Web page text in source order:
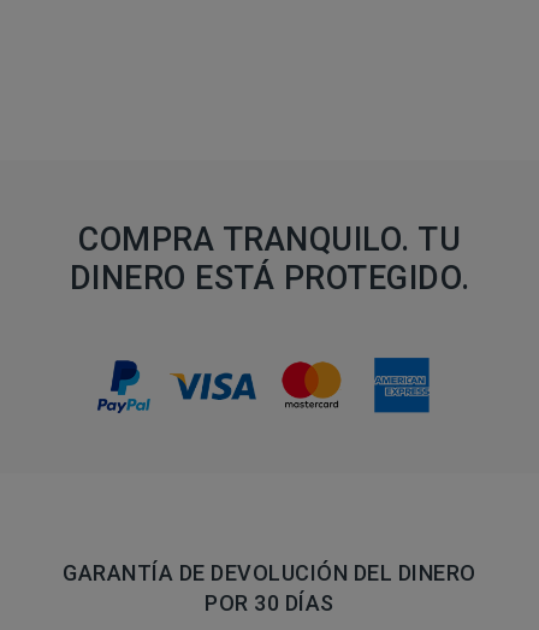
COMPRA TRANQUILO. TU
DINERO ESTÁ PROTEGIDO.
GARANTÍA DE DEVOLUCIÓN DEL DINERO
POR 30 DÍAS